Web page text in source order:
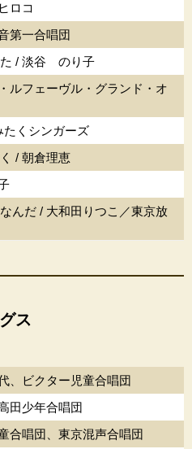
ロコ
第一合唱団
た / 淡谷 のり子
ルフェーヴル・グランド・オ
たくシンガーズ
/ 朝倉理恵
んだ / 大和田りつこ／東京放
ス
、ビクター児童合唱団
田少年合唱団
合唱団、東京混声合唱団